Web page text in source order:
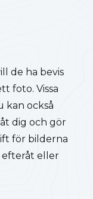
de ha bevis
foto. Vissa
kan också
dig och gör
för bilderna
efteråt eller